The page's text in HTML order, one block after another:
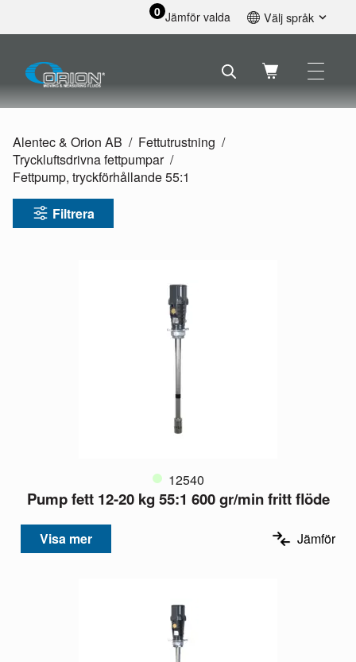
0 Jämför valda Välj språk
Svenska
Français
Nederlands
Alentec & Orion AB
Fettutrustning
Tryckluftsdrivna fettpumpar
Fettpump, tryckförhållande 55:1
Filtrera
12540
Pump fett 12-20 kg 55:1 600 gr/min fritt flöde
Visa mer Jämför